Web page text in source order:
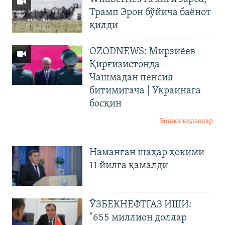
Трамп Эрон бўйича баёнот
қилди
OZODNEWS: Мирзиёев
Қирғизистонда —
Чашмадан пенсия
битимигача | Украинага
босқин
Бошқа видеолар
Наманган шаҳар ҳокими
11 йилга қамалди
ЎЗБЕКНЕФТГАЗ ИШИ:
"655 миллион доллар